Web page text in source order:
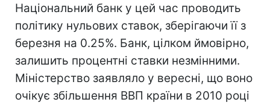
Національний банк у цей час проводить
політику нульових ставок, зберігаючи її з
березня на 0.25%. Банк, цілком ймовірно,
залишить процентні ставки незмінними.
Міністерство заявляло у вересні, що воно
очікує збільшення ВВП країни в 2010 році